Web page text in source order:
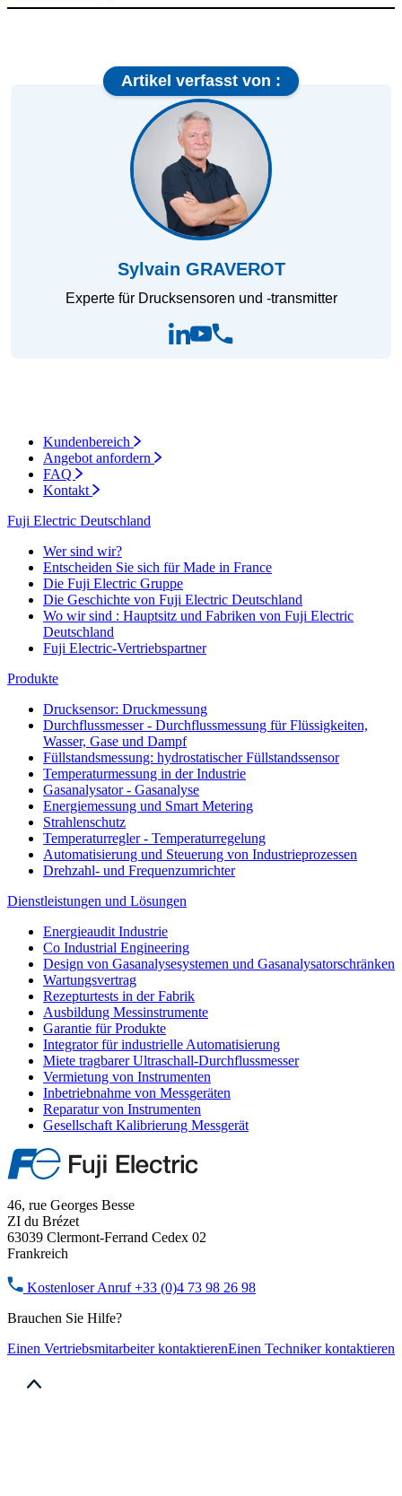
Artikel verfasst von :
Sylvain GRAVEROT
Experte für Drucksensoren und -transmitter
Kundenbereich
Angebot anfordern
FAQ
Kontakt
Fuji Electric Deutschland
Wer sind wir?
Entscheiden Sie sich für Made in France
Die Fuji Electric Gruppe
Die Geschichte von Fuji Electric Deutschland
Wo wir sind : Hauptsitz und Fabriken von Fuji Electric
Deutschland
Fuji Electric-Vertriebspartner
Produkte
Drucksensor: Druckmessung
Durchflussmesser - Durchflussmessung für Flüssigkeiten,
Wasser, Gase und Dampf
Füllstandsmessung: hydrostatischer Füllstandssensor
Temperaturmessung in der Industrie
Gasanalysator - Gasanalyse
Energiemessung und Smart Metering
Strahlenschutz
Temperaturregler - Temperaturregelung
Automatisierung und Steuerung von Industrieprozessen
Drehzahl- und Frequenzumrichter
Dienstleistungen und Lösungen
Energieaudit Industrie
Co Industrial Engineering
Design von Gasanalysesystemen und Gasanalysatorschränken
Wartungsvertrag
Rezepturtests in der Fabrik
Ausbildung Messinstrumente
Garantie für Produkte
Integrator für industrielle Automatisierung
Miete tragbarer Ultraschall-Durchflussmesser
Vermietung von Instrumenten
Inbetriebnahme von Messgeräten
Reparatur von Instrumenten
Gesellschaft Kalibrierung Messgerät
46, rue Georges Besse
ZI du Brézet
63039 Clermont-Ferrand Cedex 02
Frankreich
Kostenloser Anruf+33 (0)4 73 98 26 98
Brauchen Sie Hilfe?
Einen Vertriebsmitarbeiter kontaktierenEinen Techniker kontaktieren